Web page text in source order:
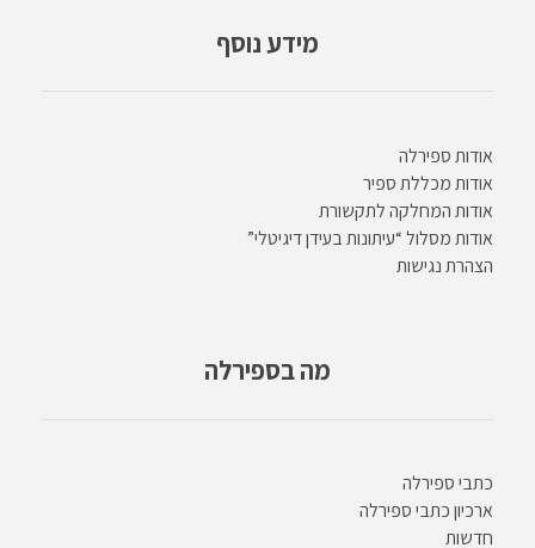
מידע נוסף
אודות ספירלה
אודות מכללת ספיר
אודות המחלקה לתקשורת
אודות מסלול “עיתונות בעידן דיגיטלי”
הצהרת נגישות
מה בספירלה
כתבי ספירלה
ארכיון כתבי ספירלה
חדשות